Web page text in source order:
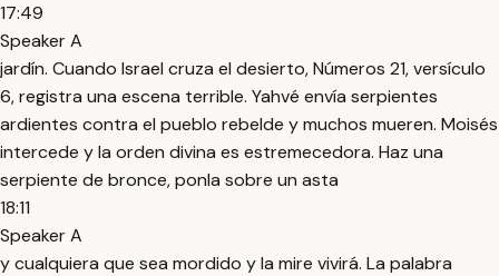
17:49
Speaker A
jardín. Cuando Israel cruza el desierto, Números 21, versículo
6, registra una escena terrible. Yahvé envía serpientes
ardientes contra el pueblo rebelde y muchos mueren. Moisés
intercede y la orden divina es estremecedora. Haz una
serpiente de bronce, ponla sobre un asta
18:11
Speaker A
y cualquiera que sea mordido y la mire vivirá. La palabra